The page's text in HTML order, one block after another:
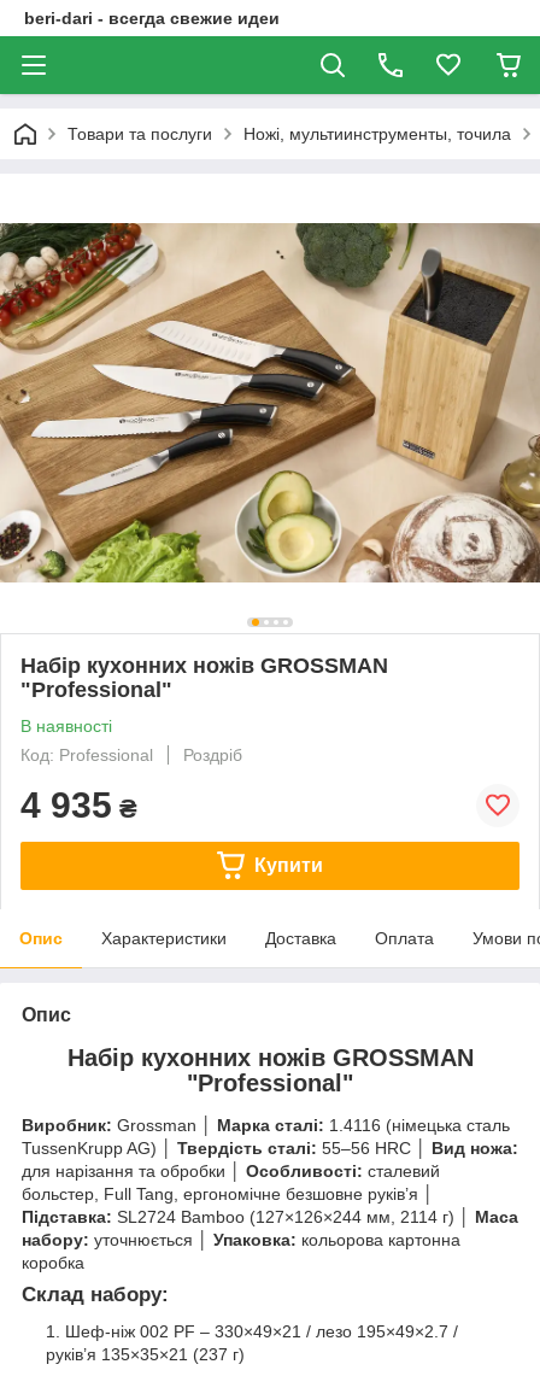
beri-dari - всегда свежие идеи
Товари та послуги Ножі, мультиинструменты, точила
Набір кухонних ножів GROSSMAN
"Professional"
В наявності
Код: Professional
Роздріб
4 935 ₴
Купити
Опис Характеристики Доставка Оплата Умови
Опис
Набір кухонних ножів GROSSMAN
"Professional "
Виробник: Grossman │ Марка сталі: 1.4116 (німецька сталь
TussenKrupp AG) │ Твердість сталі: 55–56 HRC │ Вид ножа:
для нарізання та обробки │ Особливості: сталевий
больстер, Full Tang, ергономічне безшовне руків’я │
Підставка: SL2724 Bamboo (127×126×244 мм, 2114 г) │ Маса
набору: уточнюється │ Упаковка: кольорова картонна
коробка
Склад набору:
Шеф-ніж 002 PF – 330×49×21 / лезо 195×49×2.7 /
руків’я 135×35×21 (237 г)